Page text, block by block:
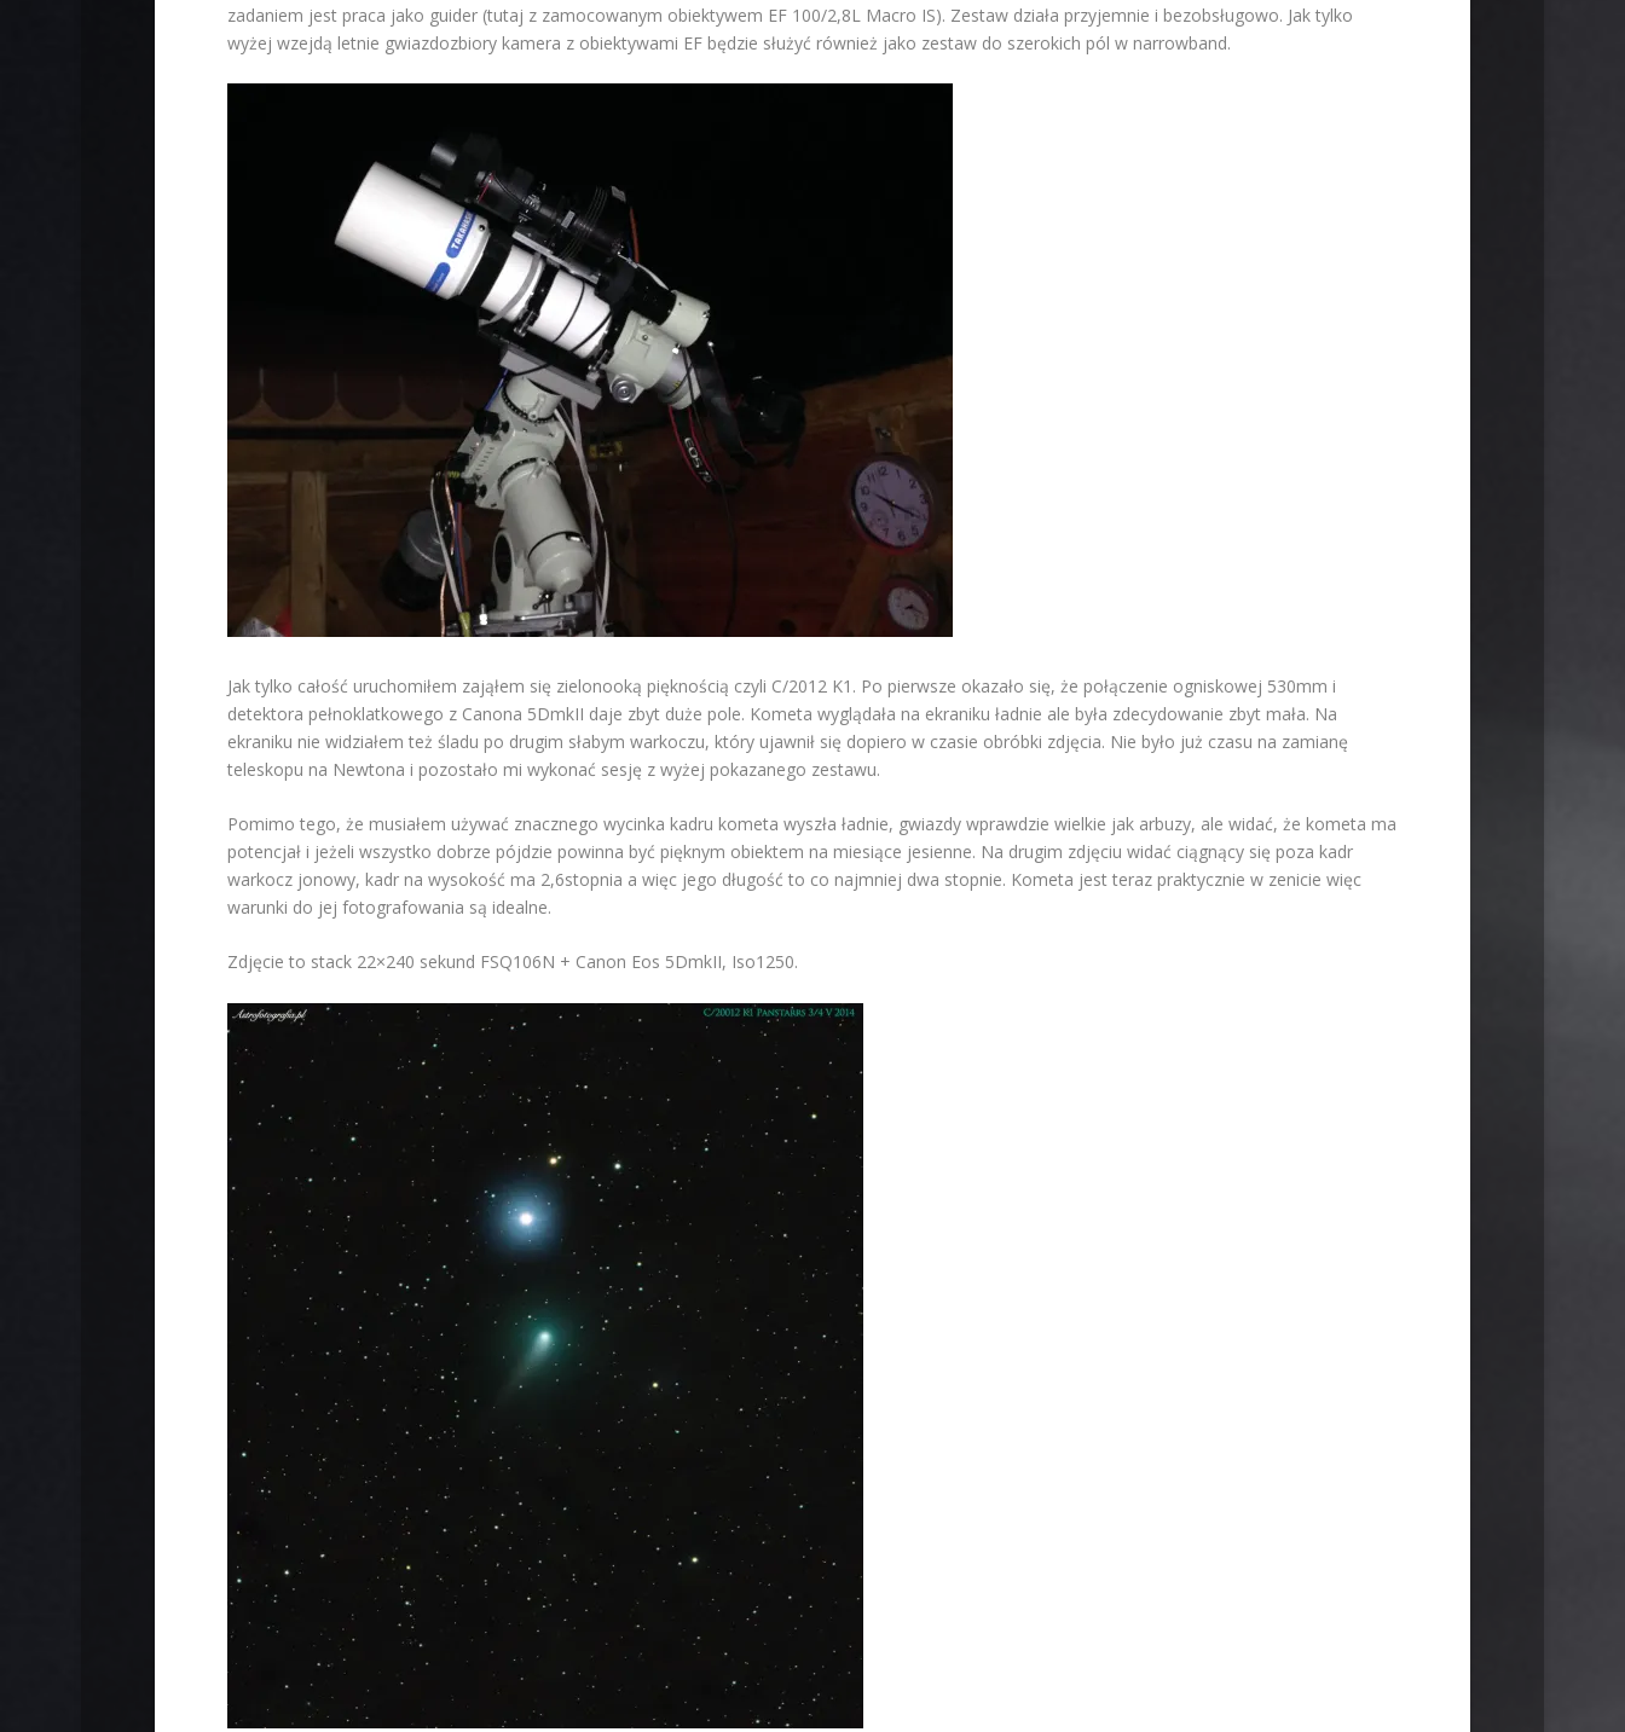
zadaniem jest praca jako guider (tutaj z zamocowanym obiektywem EF 100/2,8L Macro IS). Zestaw działa przyjemnie i bezobsługowo. Jak tylko
wyżej wzejdą letnie gwiazdozbiory kamera z obiektywami EF będzie służyć również jako zestaw do szerokich pól w narrowband.
Jak tylko całość uruchomiłem zająłem się zielonooką pięknością czyli C/2012 K1. Po pierwsze okazało się, że połączenie ogniskowej 530mm i
detektora pełnoklatkowego z Canona 5DmkII daje zbyt duże pole. Kometa wyglądała na ekraniku ładnie ale była zdecydowanie zbyt mała. Na
ekraniku nie widziałem też śladu po drugim słabym warkoczu, który ujawnił się dopiero w czasie obróbki zdjęcia. Nie było już czasu na zamianę
teleskopu na Newtona i pozostało mi wykonać sesję z wyżej pokazanego zestawu.
Pomimo tego, że musiałem używać znacznego wycinka kadru kometa wyszła ładnie, gwiazdy wprawdzie wielkie jak arbuzy, ale widać, że kometa ma
potencjał i jeżeli wszystko dobrze pójdzie powinna być pięknym obiektem na miesiące jesienne. Na drugim zdjęciu widać ciągnący się poza kadr
warkocz jonowy, kadr na wysokość ma 2,6stopnia a więc jego długość to co najmniej dwa stopnie. Kometa jest teraz praktycznie w zenicie więc
warunki do jej fotografowania są idealne.
Zdjęcie to stack 22×240 sekund FSQ106N + Canon Eos 5DmkII, Iso1250.